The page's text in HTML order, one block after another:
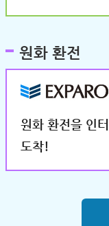
원화 환전
원화 환전을 인
도착!